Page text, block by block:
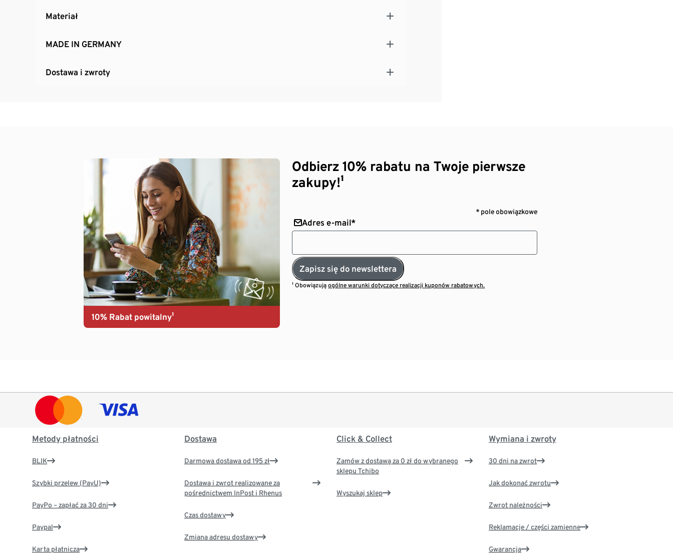
Materiał
MADE IN GERMANY
Dostawa i zwroty
10% Rabat powitalny¹
Odbierz 10% rabatu na Twoje pierwsze
zakupy!¹
* pole obowiązkowe
Adres e-mail*
Zapisz się do newslettera
¹ Obowiązująogólne warunki dotyczące realizacji kuponów rabatowych.
Metody płatności
BLIK
Szybki przelew (PayU)
PayPo – zapłać za 30 dni
Paypal
Karta płatnicza
Dostawa
Darmowa dostawa od 195 zł
Dostawa i zwrot realizowane za
pośrednictwem InPost i Rhenus
Czas dostawy
Zmiana adresu dostawy
Click & Collect
Zamów z dostawą za 0 zł do wybranego
sklepu Tchibo
Wyszukaj sklep
Wymiana i zwroty
30 dni na zwrot
Jak dokonać zwrotu
Zwrot należności
Reklamacje / części zamienne
Gwarancja